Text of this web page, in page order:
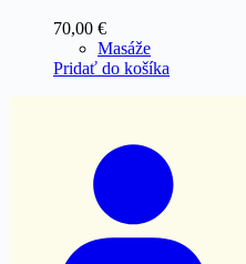
70,00 €
Masáže
Pridať do košíka